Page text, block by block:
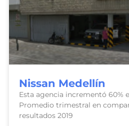
Nissan Medellín
Esta agencia incrementó 60%
Promedio trimestral en
resultados 2019